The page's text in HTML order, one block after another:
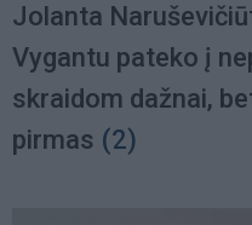
Jolanta
Vygantu pateko į
skraidom dažnai,
pirmas (2)